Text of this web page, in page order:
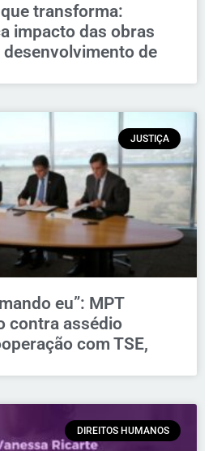
transforma:
impacto das obras
de
JUSTIÇA
eu”: MPT
contra assédio
com TSE,
DIREITOS HUMANOS